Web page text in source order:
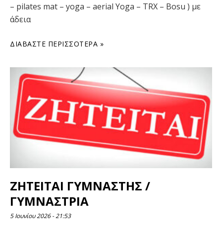
– pilates mat – yoga – aerial Yoga – TRX – Bosu ) με
άδεια
ΔΙΑΒΆΣΤΕ ΠΕΡΙΣΣΌΤΕΡΑ »
ΖΗΤΕΙΤΑI ΓΥΜΝΑΣΤΗΣ /
ΓΥΜΝΑΣΤΡΙΑ
5 Ιουνίου 2026 21:53